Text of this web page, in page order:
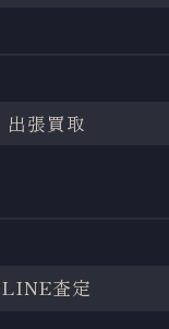
出張買取
LINE査定